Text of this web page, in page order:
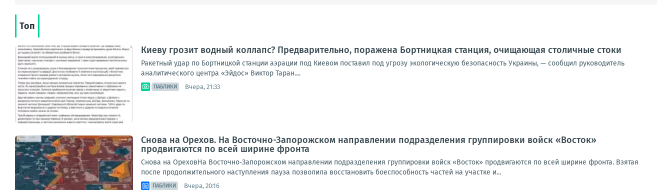
Топ
Киеву грозит водный коллапс? Предварительно, поражена Бортницкая станция, очищающая столичные стоки
Ракетный удар по Бортницкой станции аэрации под Киевом поставил под угрозу экологическую безопасность Украины, — сообщил руководитель
аналитического центра «Эйдос» Виктор Таран....
ПАБЛИКИ Вчера, 21:33
Снова на Орехов. На Восточно-Запорожском направлении подразделения группировки войск «Восток»
продвигаются по всей ширине фронта
Снова на ОреховНа Восточно-Запорожском направлении подразделения группировки войск «Восток» продвигаются по всей ширине фронта. Взятая
после продолжительного наступления пауза позволила восстановить боеспособность частей на участке и...
ПАБЛИКИ Вчера, 20:16